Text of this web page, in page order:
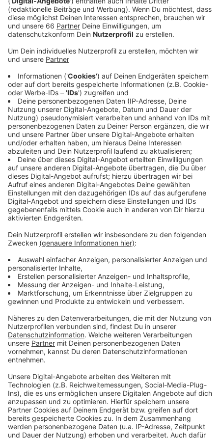
Bei der Casting-Show "The Voice of Germany" sitzt
dem Jury-Neuling Sido das Leben schwer. Seine Tour
Publikums haben ihn sehr beeindruckt. So sehr, dass er
kurzerhand seine neue Single "194 Länder"
umarrangiert hat und die Live-Chorgesänge seiner Fans
mit eingebaut hat.
Anzeige
Wir benötigen Ihre
Zustimmung, um den YouTube
Video-Service zu laden!
Wir verwenden einen Service eines
Drittanbieters, um Videoinhalte
einzubetten. Dieser Service kann
Daten zu Ihren Aktivitäten
sammeln. Bitte lesen Sie die
Details durch und stimmen Sie der
Nutzung des Service zu, um dieses
Video anzusehen.
Mehr Informationen
Akzeptieren
Management Platform
Mark Forster - 194 Länder
Anzeige
Anzeige